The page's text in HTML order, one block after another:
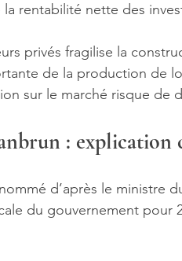
rentabilité nette des
privés fragilise la
de la production de
sur le marché risque de
:
d’après le ministre
du gouvernement pour